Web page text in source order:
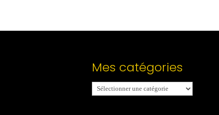
Mes catégories
Mes
catégories